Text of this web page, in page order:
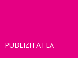
PUBLIZITATEA